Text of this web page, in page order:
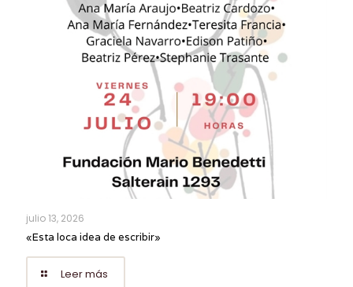
julio 13, 2026
«Esta loca idea de escribir»
Leer más